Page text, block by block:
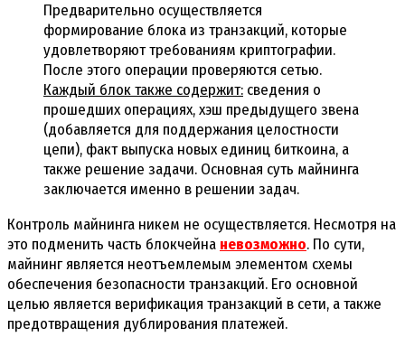
Предварительно осуществляется
формирование блока из транзакций, которые
удовлетворяют требованиям криптографии.
После этого операции проверяются сетью.
Каждый блок также содержит: сведения о
прошедших операциях, хэш предыдущего звена
(добавляется для поддержания целостности
цепи), факт выпуска новых единиц биткоина, а
также решение задачи. Основная суть майнинга
заключается именно в решении задач.
Контроль майнинга никем не осуществляется. Несмотря на
это подменить часть блокчейна невозможно. По сути,
майнинг является неотъемлемым элементом схемы
обеспечения безопасности транзакций. Его основной
целью является верификация транзакций в сети, а также
предотвращения дублирования платежей.